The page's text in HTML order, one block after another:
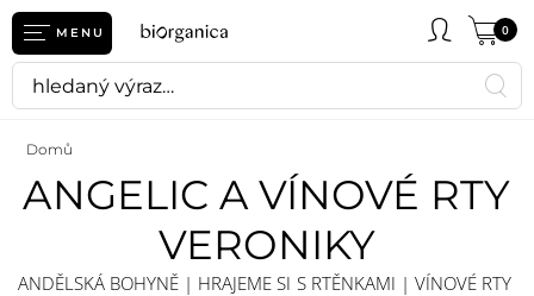
MENU 0
Domů
ANGELIC A VÍNOVÉ RTY
VERONIKY
ANDĚLSKÁ BOHYNĚ | HRAJEME SI S RTĚNKAMI | VÍNOVÉ RTY